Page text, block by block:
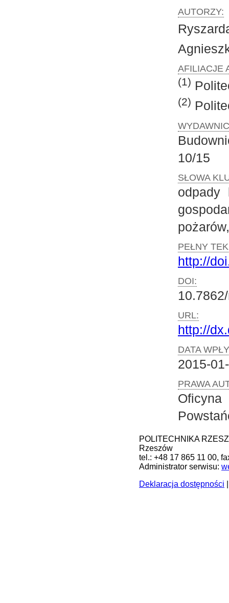
AUTORZY:
AFILIACJE
(1)
(2)
10/15
SŁOWA
odpady
PEŁNY
http://
DOI:
URL:
http://
DATA
2015-
PRAWA
POLITECHNIKA
Rzeszów
tel.: +48 17 865 11 00,
Administrator serwisu:
Deklaracja dostępności